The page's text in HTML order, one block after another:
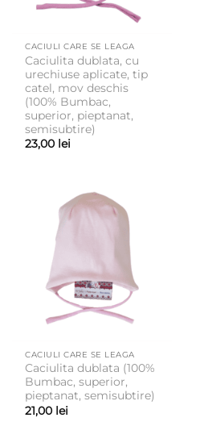
CACIULI CARE SE LEAGA
Caciulita dublata, cu
urechiuse aplicate, tip
catel, mov deschis
(100% Bumbac,
superior, pieptanat,
semisubtire)
23,00 lei
CACIULI CARE SE LEAGA
Caciulita dublata (100%
Bumbac, superior,
pieptanat, semisubtire)
21,00 lei